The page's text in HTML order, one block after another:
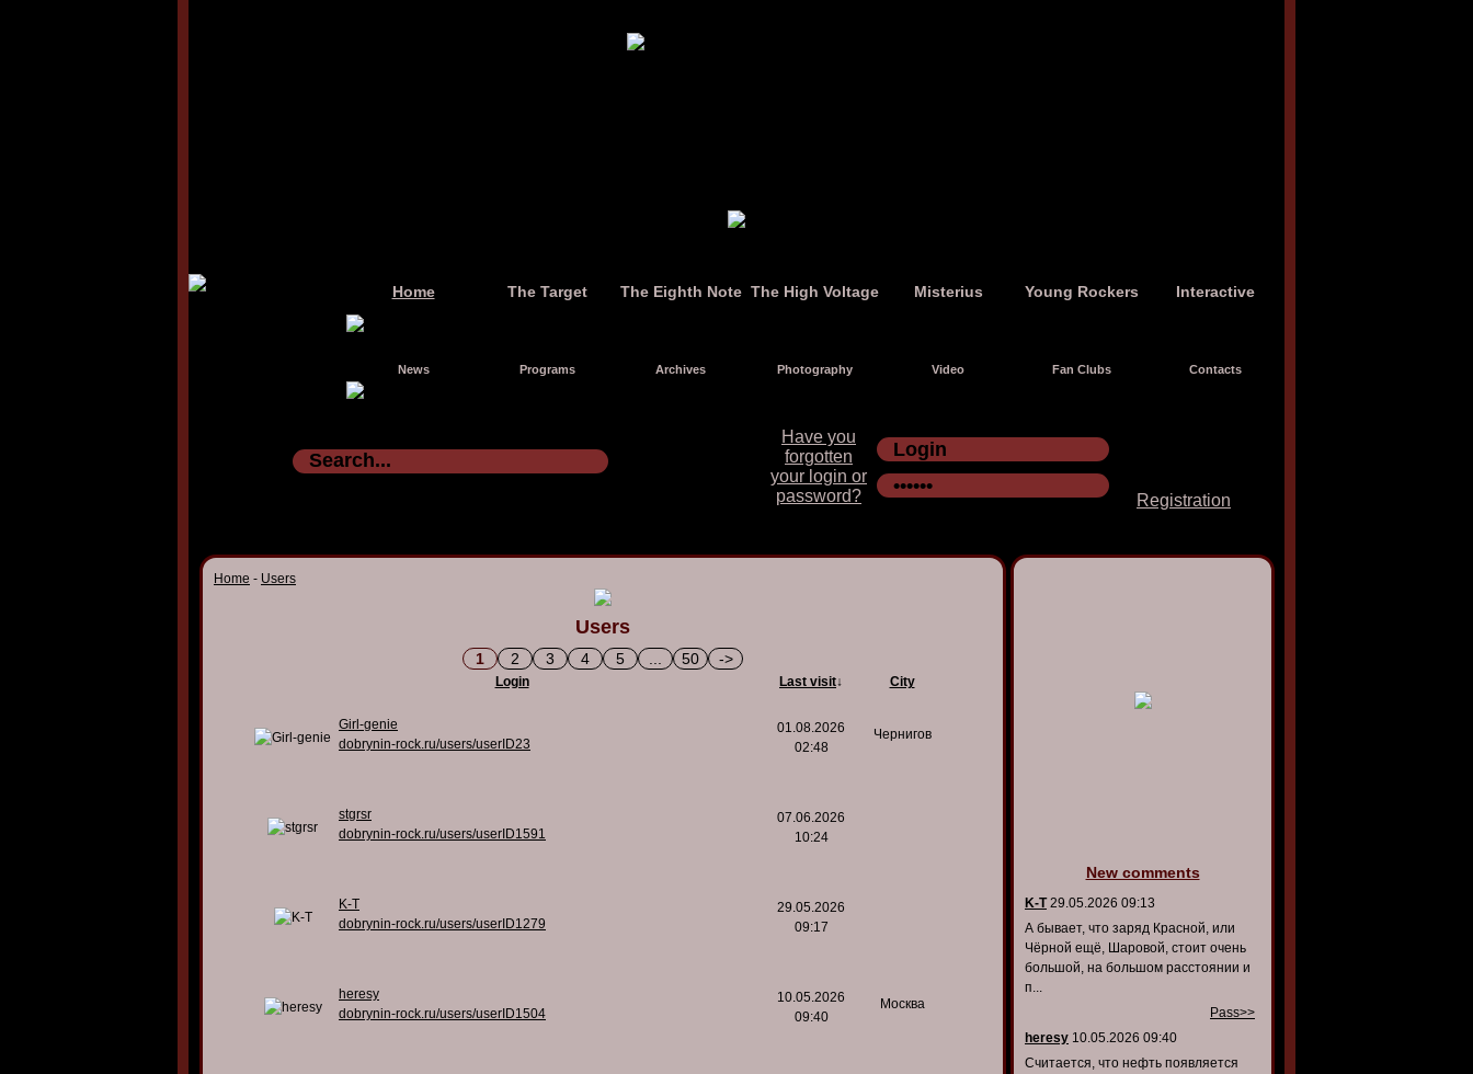
Home The Target The Eighth Note The High Voltage Misterius Young Rockers Interactive
News Programs Archives Photography Video Fan Clubs Contacts
Have you
forgotten
your login or
password?
Registration
Home - Users
Users
1 2 3 4 5 50 ->
Login Last visit↓ City
Girl-genie
dobrynin-rock.ru/users/userID23
01.08.2026
02:48
Чернигов
stgrsr
dobrynin-rock.ru/users/userID1591
07.06.2026
10:24
K-T
dobrynin-rock.ru/users/userID1279
29.05.2026
09:17
heresy
dobrynin-rock.ru/users/userID1504
10.05.2026
09:40
Москва
New comments
K-T29.05.2026 09:13
А бывает, что заряд Красной, или
Чёрной ещё, Шаровой, стоит очень
большой, на большом расстоянии и
п...
Pass>>
heresy 10.05.2026 09:40
Считается, что нефть появляется